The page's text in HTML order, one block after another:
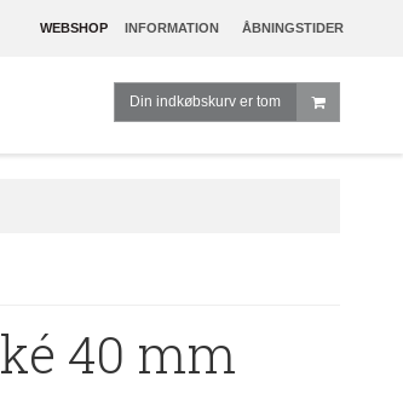
WEBSHOP INFORMATION ÅBNINGSTIDER
Din indkøbskurv er tom
40 mm